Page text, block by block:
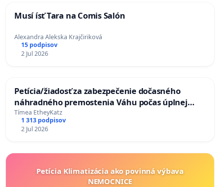
Musí ísť Tara na Comis Salón
Alexandra Alekska Krajčiriková
15 podpisov
2 Jul 2026
Petícia/žiadosť za zabezpečenie dočasného
náhradného premostenia Váhu počas úplnej
uzávery Vážskeho mosta v Komárne
Tímea EtheyKatz
1 313 podpisov
2 Jul 2026
Petícia Klimatizácia ako povinná výbava
NEMOCNICE